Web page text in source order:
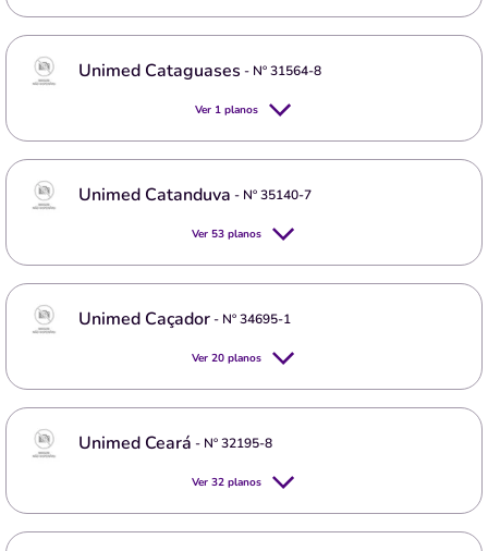
Unimed Cataguases - Nº31564-8
Ver 1 planos
Unimed Catanduva - Nº35140-7
Ver 53 planos
Unimed Caçador- Nº34695-1
Ver 20 planos
Unimed Ceará - Nº32195-8
Ver 32 planos